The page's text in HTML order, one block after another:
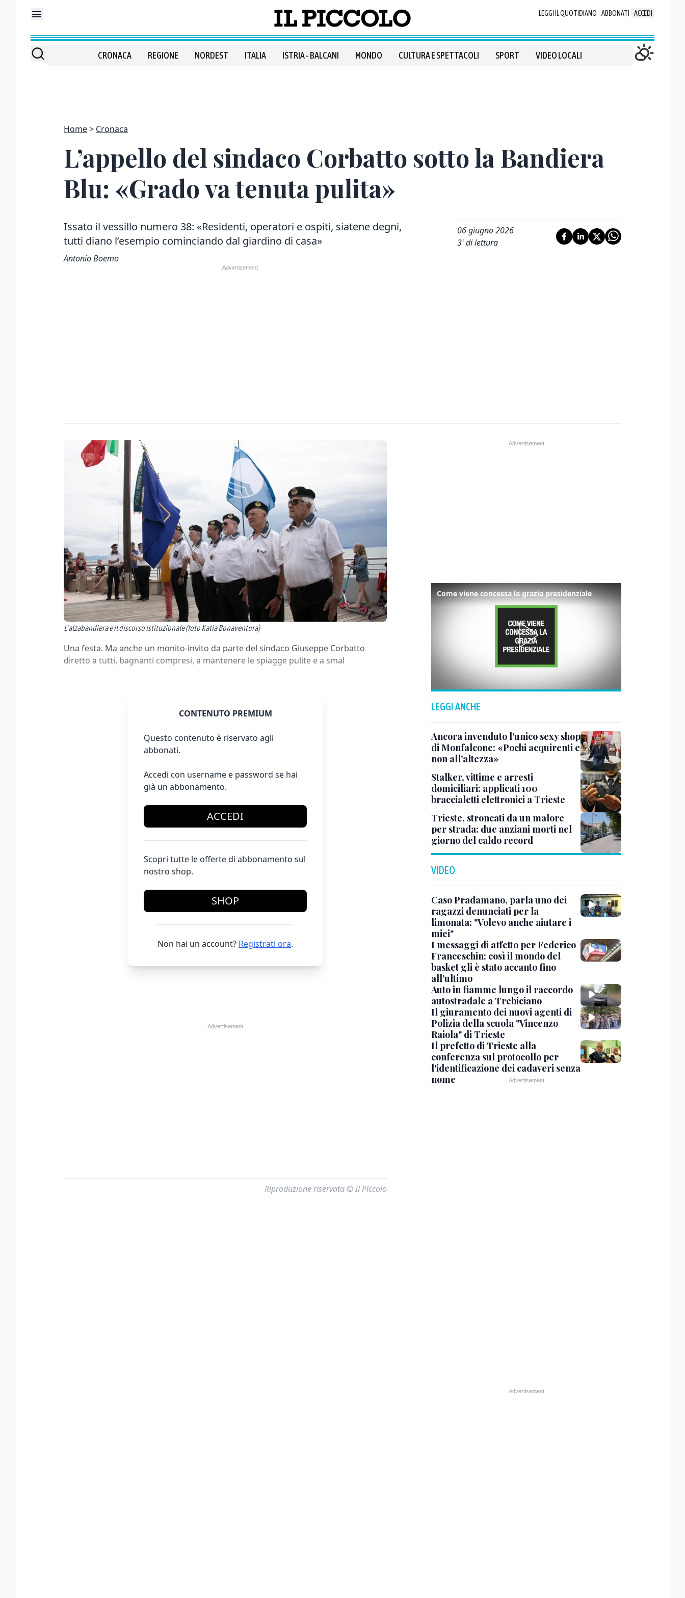
LEGGI IL QUOTIDIANO ABBONATI ACCEDI
CRONACA REGIONE NORDEST ITALIA ISTRIA - BALCANI MONDO CULTURA E SPETTACOLI SPORT VIDEO LOCALI
Home Cronaca
L’appello del sindaco Corbatto sotto la Bandiera
Blu: «Grado va tenuta pulita»
Issato il vessillo numero 38: «Residenti, operatori e ospiti, siatene degni,
tutti diano l’esempio cominciando dal giardino di casa»
Antonio Boemo
06 giugno 2026
3' di lettura
L’alzabandiera e il discorso istituzionale (foto Katia Bonaventura)
Una festa. Ma anche un monito-invito da parte del sindaco Giuseppe Corbatto
diretto a tutti, bagnanti compresi, a mantenere le spiagge pulite e a smal
CONTENUTO PREMIUM
Questo contenuto è riservato agli
abbonati.
Accedi con username e password se hai
già un abbonamento.
ACCEDI
Scopri tutte le offerte di abbonamento sul
nostro shop.
SHOP
Non hai un account? Registrati ora.
Riproduzione riservata © Il Piccolo
Come viene concessa la grazia presidenziale
LEGGI ANCHE
Ancora invenduto l’unico sexy shop
di Monfalcone: «Pochi acquirenti e
non all’altezza»
Stalker, vittime e arresti
domiciliari: applicati 100
braccialetti elettronici a Trieste
Trieste, stroncati da un malore
per strada: due anziani morti nel
giorno del caldo record
VIDEO
Caso Pradamano, parla uno dei
ragazzi denunciati per la
limonata: "Volevo anche aiutare i
miei"
I messaggi di affetto per Federico
Franceschin: così il mondo del
basket gli è stato accanto fino
all’ultimo
Auto in fiamme lungo il raccordo
autostradale a Trebiciano
Il giuramento dei nuovi agenti di
Polizia della scuola "Vincenzo
Raiola" di Trieste
Il prefetto di Trieste alla
conferenza sul protocollo per
l'identificazione dei cadaveri senza
nome